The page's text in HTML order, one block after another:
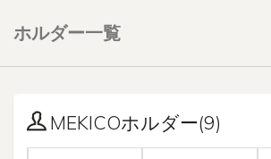
ホルダー一覧
MEKICOホルダー(9)